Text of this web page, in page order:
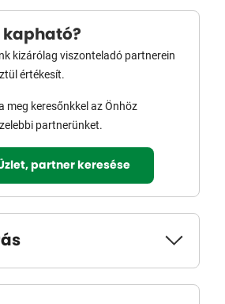
kapható?
kizárólag viszonteladó partnerein
értékesít.
meg keresőnkkel az Önhöz
partnerünket.
partner keresése